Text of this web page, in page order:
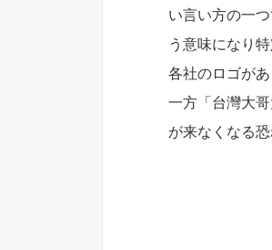
い言い方の一
う意味になり
各社のロゴがあ
一方「台灣大
が来なくなる